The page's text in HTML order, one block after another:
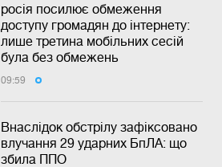
росія посилює обмеження
доступу громадян до інтернету:
лише третина мобільних сесій
була без обмежень
09:59
Внаслідок обстрілу зафіксовано
влучання 29 ударних БпЛА: що
збила ППО